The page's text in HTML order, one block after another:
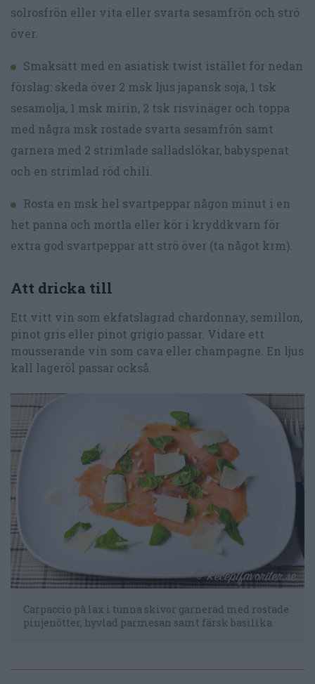
solrosfrön eller vita eller svarta sesamfrön och strö
över.
Smaksätt med en asiatisk twist istället för nedan
förslag: skeda över 2 msk ljus japansk soja, 1 tsk
sesamolja, 1 msk mirin, 2 tsk risvinäger och toppa
med några msk rostade svarta sesamfrön samt
garnera med 2 strimlade salladslökar, babyspenat
och en strimlad röd chili.
Rosta en msk hel svartpeppar någon minut i en
het panna och mortla eller kör i kryddkvarn för
extra god svartpeppar att strö över (ta något krm).
Att dricka till
Ett vitt vin som ekfatslagrad chardonnay, semillon,
pinot gris eller pinot grigio passar. Vidare ett
mousserande vin som cava eller champagne. En ljus
kall lageröl passar också.
Carpaccio på lax i tunna skivor garnerad med rostade
pinjenötter, hyvlad parmesan samt färsk basilika.